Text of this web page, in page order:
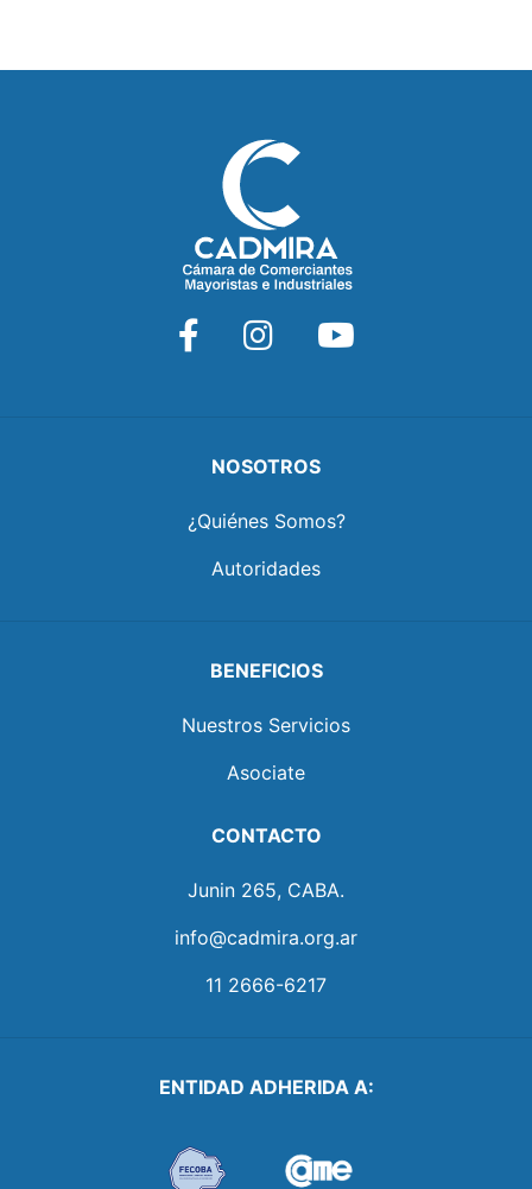
NOSOTROS
¿Quiénes Somos?
Autoridades
BENEFICIOS
Nuestros Servicios
Asociate
CONTACTO
Junin 265, CABA.
info@cadmira.org.ar
11 2666-6217
ENTIDAD ADHERIDA A: